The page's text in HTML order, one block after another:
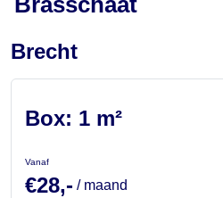
Brecht
Box: 1 m²
Vanaf
€28,- / maand